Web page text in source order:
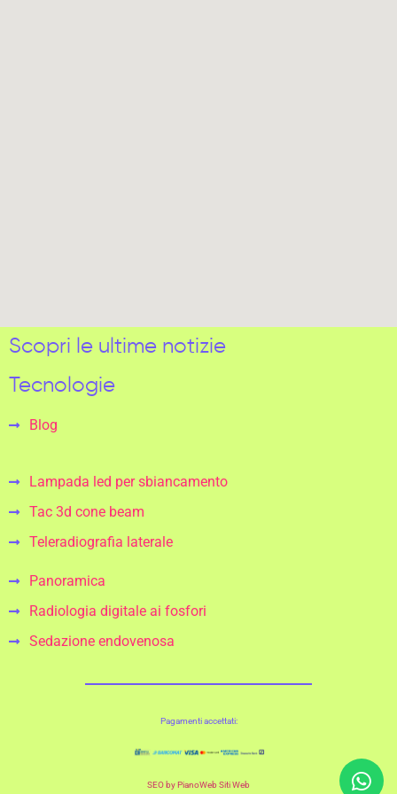
Scopri le ultime notizie
Tecnologie
Blog
Lampada led per sbiancamento
Tac 3d cone beam
Teleradiografia laterale
Panoramica
Radiologia digitale ai fosfori
Sedazione endovenosa
Pagamenti accettati:
SEO by PianoWeb Siti Web